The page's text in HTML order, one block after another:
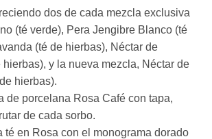
dos de cada mezcla exclusiva
(té verde), Pera Jengibre Blanco (té
(té de hierbas), Néctar de
hierbas), y la nueva mezcla, Néctar de
hierbas).
de porcelana Rosa Café con tapa,
de cada sorbo.
té en Rosa con el monograma dorado